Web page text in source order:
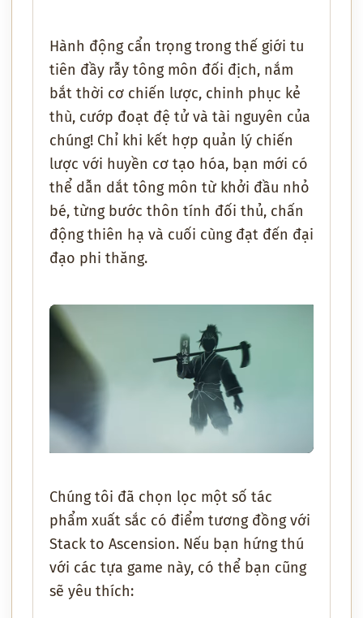
Hành động cẩn trọng trong thế giới tu
tiên đầy rẫy tông môn đối địch, nắm
bắt thời cơ chiến lược, chinh phục kẻ
thù, cướp đoạt đệ tử và tài nguyên của
chúng! Chỉ khi kết hợp quản lý chiến
lược với huyền cơ tạo hóa, bạn mới có
thể dẫn dắt tông môn từ khởi đầu nhỏ
bé, từng bước thôn tính đối thủ, chấn
động thiên hạ và cuối cùng đạt đến đại
đạo phi thăng.
Chúng tôi đã chọn lọc một số tác
phẩm xuất sắc có điểm tương đồng với
Stack to Ascension. Nếu bạn hứng thú
với các tựa game này, có thể bạn cũng
sẽ yêu thích: